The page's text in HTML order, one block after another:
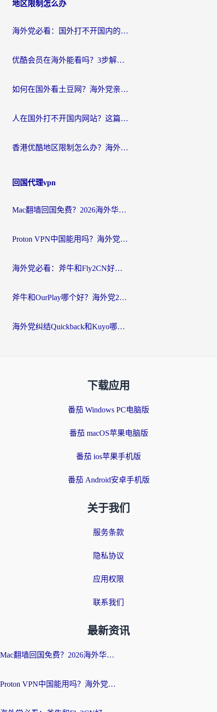
地区限制怎么办
海外党必看：国外打不开国内的app怎么办？3步解决你的乡愁
优酷会员在海外能看吗？3步解决海外追剧难题，附实测好用加速器推荐
如何在国外看土豆网？海外党亲测有效的追剧加速器选择指南
人在国外打不开国内网站？这篇攻略帮你无缝解锁国内资源（附交管12123使用技巧）
香港优酷地区限制怎么办？海外党亲测有效的追剧解决方案
回国代理vpn
Mac翻墙回国免费？2026海外华人亲测：从CCTV5直播到国内APP，这样选加速器才靠谱
Proton VPN中国能用吗？海外党选回国加速器的避坑指南（附番茄加速器实测）
海外党必看：斧牛和Fly2CN好用吗？3招教你选对回国加速器（附免费试用攻略）
斧牛和OurPlay哪个好？海外党2026亲测：选对加速器，国内资源秒加载
海外党纠结Quickback和Kuyo哪个好？选对回国加速器才能无缝刷国内资源
下载应用
番茄 Windows PC电脑版
番茄 macOS苹果电脑版
番茄 ios苹果手机版
番茄 Android安卓手机版
关于我们
服务条款
隐私协议
应用权限
联系我们
最新资讯
Mac翻墙回国免费？2026海外华人亲测：从CCTV5直播到国内APP，这样选加速器才靠谱
Proton VPN中国能用吗？海外党选回国加速器的避坑指南（附番茄加速器实测）